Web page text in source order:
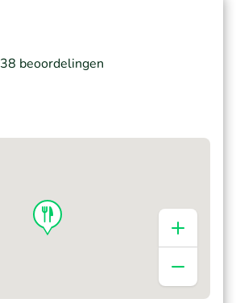
38 beoordelingen